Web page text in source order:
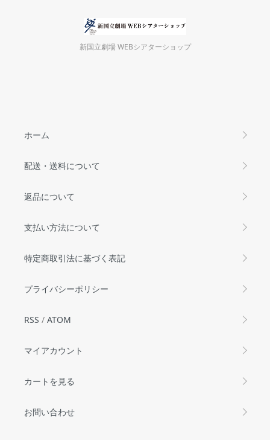
新国立劇場 WEBシアターショップ
ホーム
配送・送料について
返品について
支払い方法について
特定商取引法に基づく表記
プライバシーポリシー
RSS / ATOM
マイアカウント
カートを見る
お問い合わせ